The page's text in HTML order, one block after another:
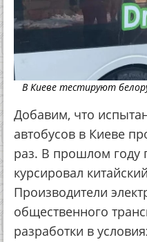
В Киеве тестируют
Добавим, что
автобусов в Киеве
раз. В прошлом году
курсировал
Производители
общественного
разработки в